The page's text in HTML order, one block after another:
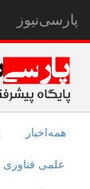
پارسی‌نیوز
همه‌اخبار
علمی فناوری